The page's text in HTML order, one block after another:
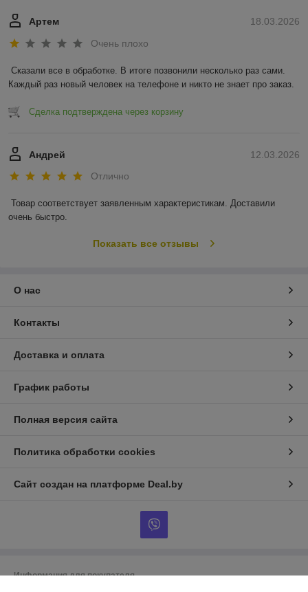
18.03.2026
Артем
Очень плохо
Сказали все в обработке. В итоге позвонили несколько раз сами.
Каждый раз новый человек на телефоне и никто не знает про заказ.
Сделка подтверждена через корзину
12.03.2026
Андрей
Отлично
Товар соответствует заявленным характеристикам. Доставили
очень быстро.
Показать все отзывы
О нас
Контакты
Доставка и оплата
График работы
Полная версия сайта
Политика обработки cookies
Сайт создан на платформе Deal.by
Информация для покупателя